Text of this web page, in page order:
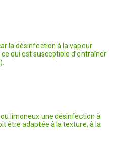
la désinfection à la vapeur
qui est susceptible d’entraîner
limoneux une désinfection à
être adaptée à la texture, à la